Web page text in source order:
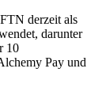
derzeit als
darunter
10
Pay und